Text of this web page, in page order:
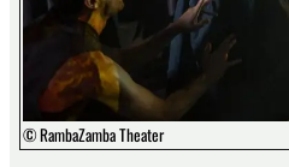
© RambaZamba Theater